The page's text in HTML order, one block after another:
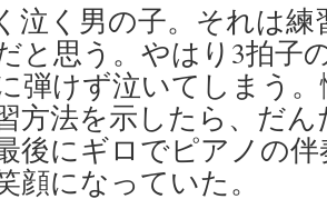
泣く男の子。それは
と思う。やはり3拍子
弾けず泣いてしまう
方法を示したら、だ
後にギロでピアノの
顔になっていた。